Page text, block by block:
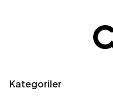
Kategoriler